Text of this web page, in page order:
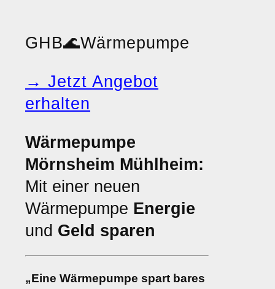
GHB🌊Wärmepumpe
→ Jetzt Angebot
erhalten
Wärmepumpe
Mörnsheim Mühlheim:
Mit einer neuen
Wärmepumpe Energie
und Geld sparen
„Eine Wärmepumpe spart bares